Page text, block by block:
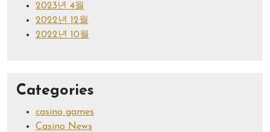
2023년 4월
2022년 12월
2022년 10월
Categories
casino games
Casino News